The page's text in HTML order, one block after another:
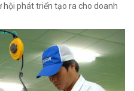
hội phát triển tạo ra cho doanh